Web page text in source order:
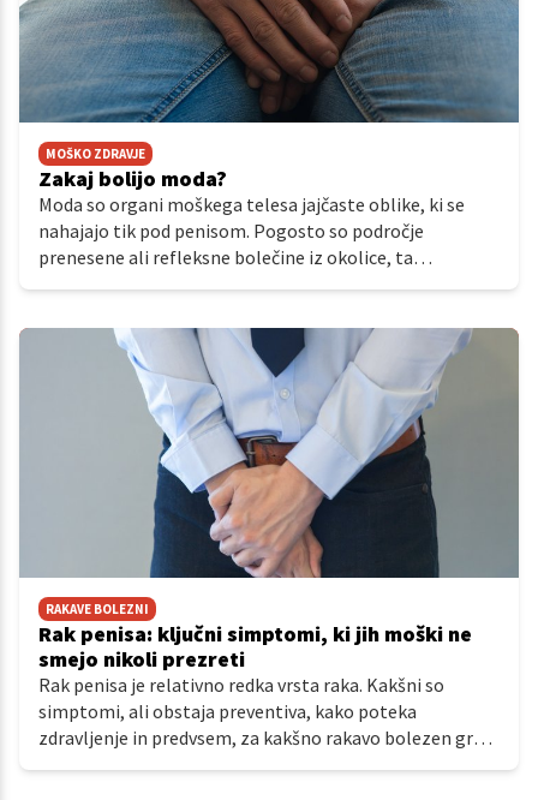
MOŠKO ZDRAVJE
Zakaj bolijo moda?
Moda so organi moškega telesa jajčaste oblike, ki se
nahajajo tik pod penisom. Pogosto so področje
prenesene ali refleksne bolečine iz okolice, ta
prenesena bolečina pa lahko zajame tudi notranjo stran
RAKAVE BOLEZNI
Rak penisa: ključni simptomi, ki jih moški ne
smejo nikoli prezreti
Rak penisa je relativno redka vrsta raka. Kakšni so
simptomi, ali obstaja preventiva, kako poteka
zdravljenje in predvsem, za kakšno rakavo bolezen gre –
kaj lahko pričakujete?